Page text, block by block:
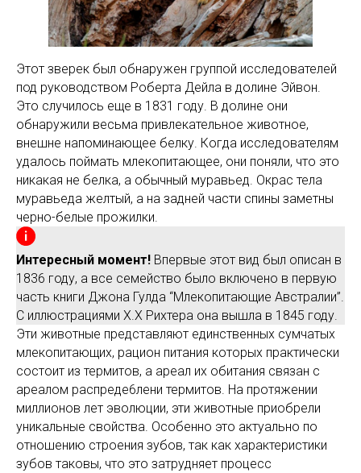
Этот зверек был обнаружен группой исследователей
под руководством Роберта Дейла в долине Эйвон.
Это случилось еще в 1831 году. В долине они
обнаружили весьма привлекательное животное,
внешне напоминающее белку. Когда исследователям
удалось поймать млекопитающее, они поняли, что это
никакая не белка, а обычный муравьед. Окрас тела
муравьеда желтый, а на задней части спины заметны
черно-белые прожилки.
Интересный момент! Впервые этот вид был описан в
1836 году, а все семейство было включено в первую
часть книги Джона Гулда “Млекопитающие Австралии”.
С иллюстрациями Х.Х Рихтера она вышла в 1845 году.
Эти животные представляют единственных сумчатых
млекопитающих, рацион питания которых практически
состоит из термитов, а ареал их обитания связан с
ареалом распреде6лени термитов. На протяжении
миллионов лет эволюции, эти животные приобрели
уникальные свойства. Особенно это актуально по
отношению строения зубов, так как характеристики
зубов таковы, что это затрудняет процесс